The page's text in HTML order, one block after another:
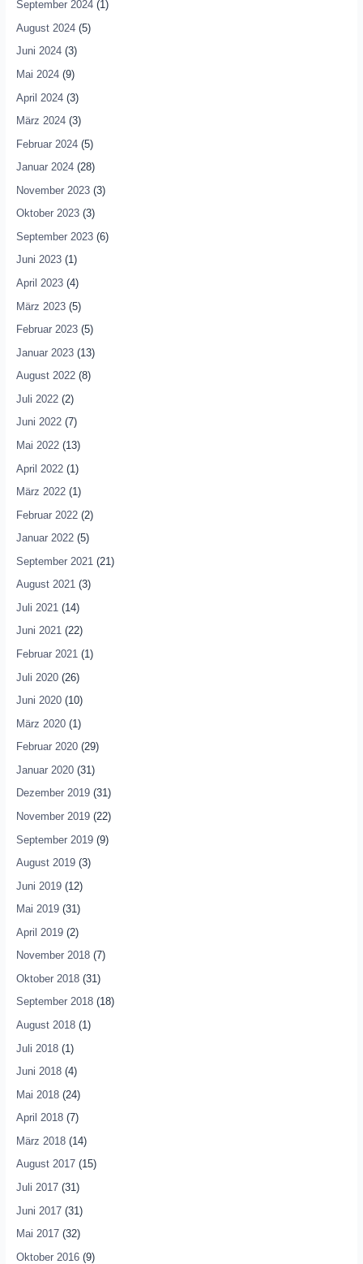
September 2024(1)
August 2024(5)
Juni 2024(3)
Mai 2024(9)
April 2024(3)
März 2024(3)
Februar 2024(5)
Januar 2024(28)
November 2023(3)
Oktober 2023(3)
September 2023(6)
Juni 2023(1)
April 2023(4)
März 2023(5)
Februar 2023(5)
Januar 2023(13)
August 2022(8)
Juli 2022(2)
Juni 2022(7)
Mai 2022(13)
April 2022(1)
März 2022(1)
Februar 2022(2)
Januar 2022(5)
September 2021 (21)
August 2021(3)
Juli 2021 (14)
Juni 2021(22)
Februar 2021(1)
Juli 2020(26)
Juni 2020(10)
März 2020(1)
Februar 2020(29)
Januar 2020(31)
Dezember 2019(31)
November 2019(22)
September 2019(9)
August 2019(3)
Juni 2019(12)
Mai 2019(31)
April 2019(2)
November 2018(7)
Oktober 2018(31)
September 2018(18)
August 2018(1)
Juli 2018(1)
Juni 2018(4)
Mai 2018(24)
April 2018(7)
März 2018(14)
August 2017(15)
Juli 2017(31)
Juni 2017(31)
Mai 2017(32)
Oktober 2016(9)